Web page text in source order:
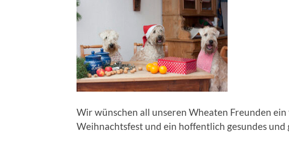
Wir wünschen all unseren Wheaten Freunden
Weihnachtsfest und ein hoffentlich gesundes und